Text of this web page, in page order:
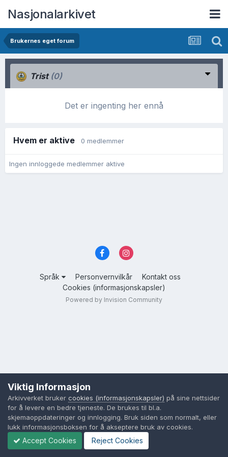
Nasjonalarkivet
Brukernes eget forum
Trist (0)
Det er ingenting her ennå
Hvem er aktive 0 medlemmer
Ingen innloggede medlemmer aktive
Språk Personvernvilkår
Kontakt oss
Cookies (informasjonskapsler)
Powered by Invision Community
Viktig Informasjon
Arkivverket bruker cookies (informasjonskapsler) på sine nettsider
for å levere en bedre tjeneste. De brukes til bl.a.
skjemaoppdateringer og innlogging. Bruk siden som normalt, eller
lukk informasjonsboksen for å akseptere bruk av cookies.
Accept Cookies Reject Cookies